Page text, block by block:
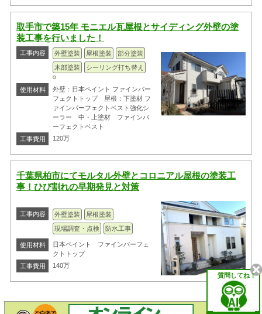
取手市で築15年 モニエル瓦屋根とサイディング外壁の塗
装工事を行いました！
工事内容 外壁塗装 屋根塗装
部分塗装
木部塗装
シーリング打ち替え
使用材料
外壁：日本ペイント ファインパー
フェクトトップ 屋根：下塗材 フ
ァインパーフェクトベスト強化シ
ーラー 中・上塗材 ファインパ
ーフェクトベスト
工事費用
120万
千葉県柏市にてモルタル外壁とコロニアル屋根の塗装工
事！ひび割れの早期発見と対策
工事内容 外壁塗装
屋根塗装
現場調査・点検
防水工事
使用材料
日本ペイント ファインパーフェ
クトトップ
工事費用
140万
質問してね！